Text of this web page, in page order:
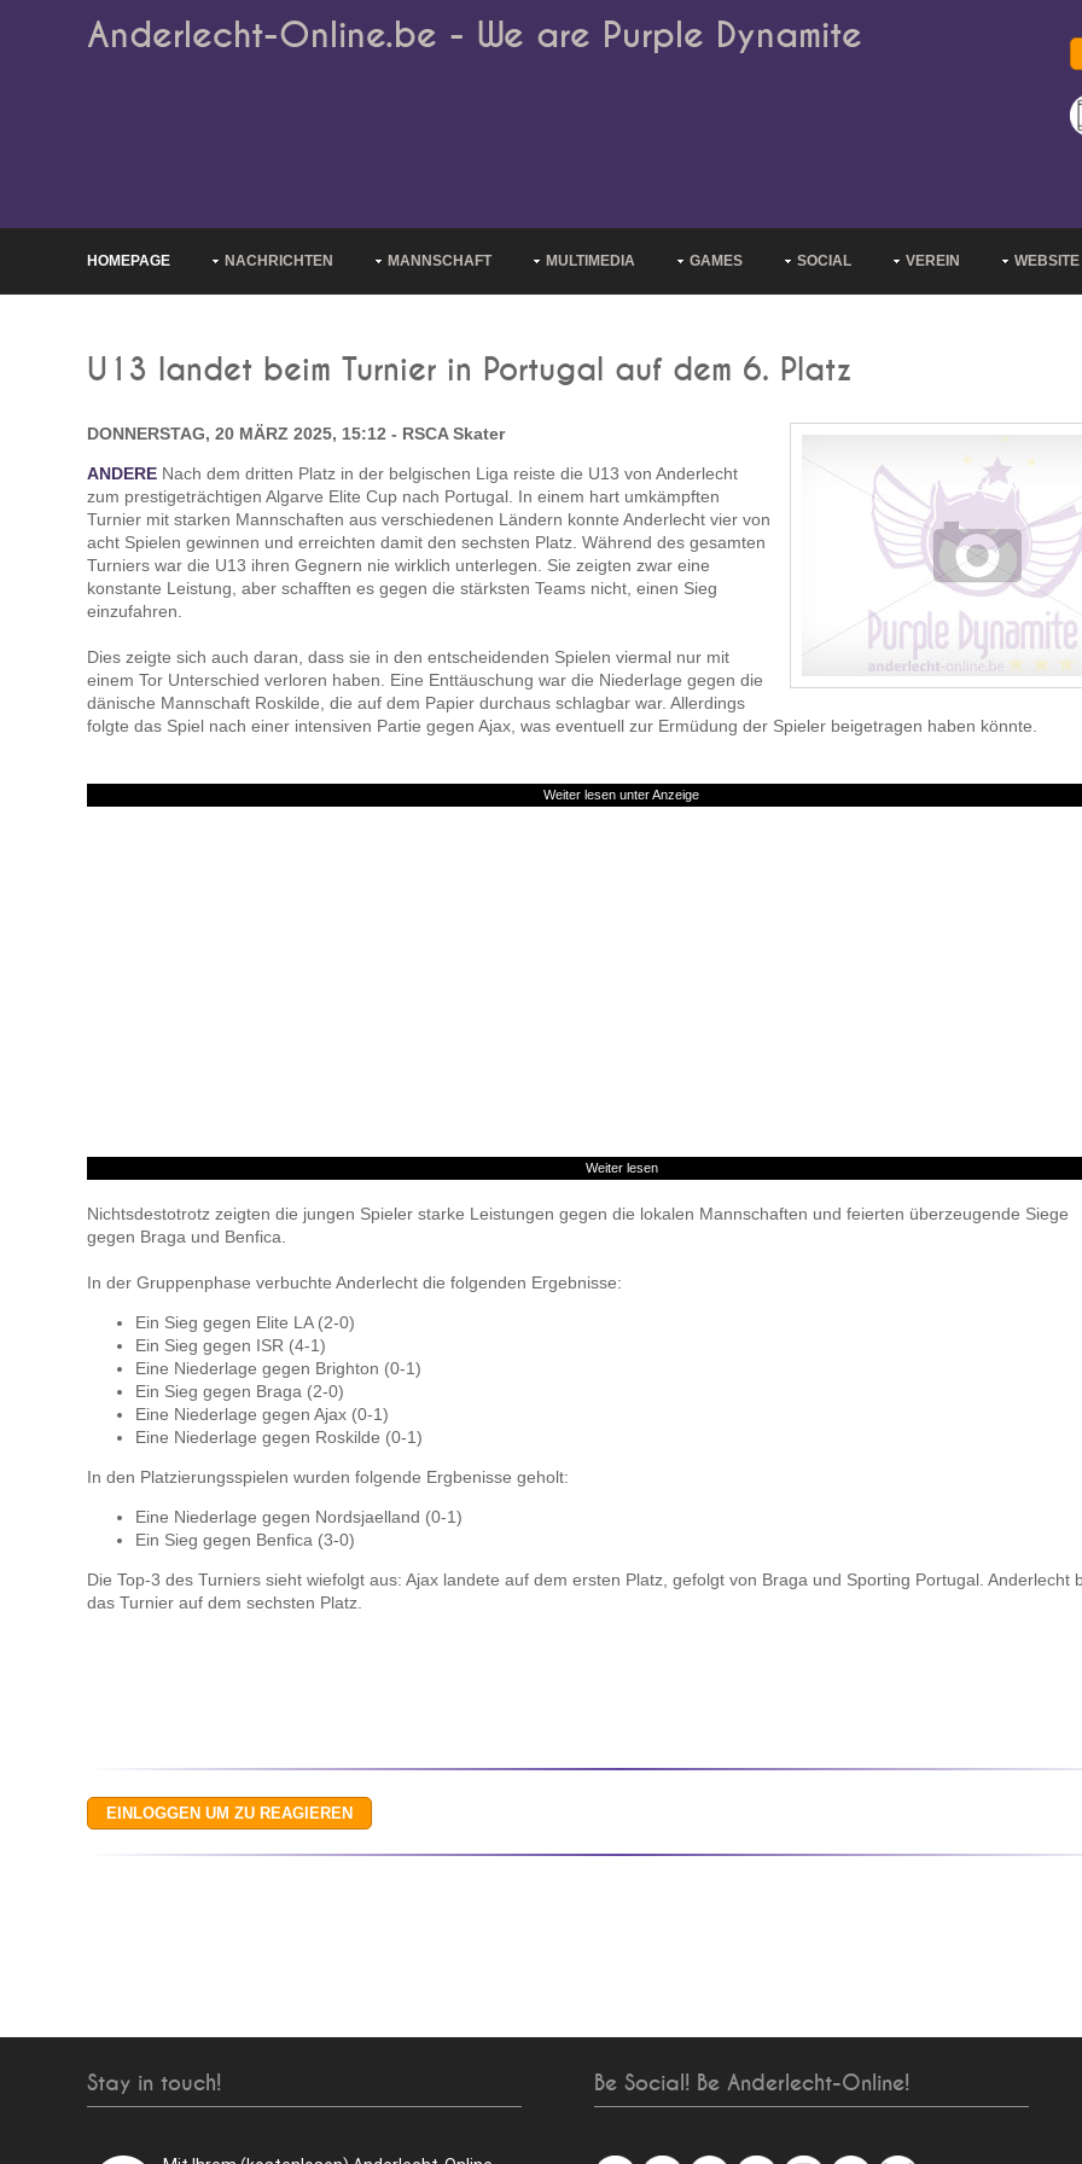
Anderlecht-Online.be - We are Purple Dynamite
HOMEPAGE NACHRICHTEN MANNSCHAFT MULTIMEDIA GAMES SOCIAL VEREIN WEBSITE
U13 landet beim Turnier in Portugal auf dem 6. Platz
DONNERSTAG, 20 MÄRZ 2025, 15:12 - RSCA Skater
ANDERE Nach dem dritten Platz in der belgischen Liga reiste die U13 von Anderlecht
zum prestigeträchtigen Algarve Elite Cup nach Portugal. In einem hart umkämpften
Turnier mit starken Mannschaften aus verschiedenen Ländern konnte Anderlecht vier von
acht Spielen gewinnen und erreichten damit den sechsten Platz. Während des gesamten
Turniers war die U13 ihren Gegnern nie wirklich unterlegen. Sie zeigten zwar eine
konstante Leistung, aber schafften es gegen die stärksten Teams nicht, einen Sieg
einzufahren.
Dies zeigte sich auch daran, dass sie in den entscheidenden Spielen viermal nur mit
einem Tor Unterschied verloren haben. Eine Enttäuschung war die Niederlage gegen die
dänische Mannschaft Roskilde, die auf dem Papier durchaus schlagbar war. Allerdings
folgte das Spiel nach einer intensiven Partie gegen Ajax, was eventuell zur Ermüdung der Spieler beigetragen haben könnte.
Weiter lesen unter Anzeige
Weiter lesen
Nichtsdestotrotz zeigten die jungen Spieler starke Leistungen gegen die lokalen Mannschaften und feierten überzeugende Siege
gegen Braga und Benfica.
In der Gruppenphase verbuchte Anderlecht die folgenden Ergebnisse:
Ein Sieg gegen Elite LA (2-0)
Ein Sieg gegen ISR (4-1)
Eine Niederlage gegen Brighton (0-1)
Ein Sieg gegen Braga (2-0)
Eine Niederlage gegen Ajax (0-1)
Eine Niederlage gegen Roskilde (0-1)
In den Platzierungsspielen wurden folgende Ergbenisse geholt:
Eine Niederlage gegen Nordsjaelland (0-1)
Ein Sieg gegen Benfica (3-0)
Die Top-3 des Turniers sieht wiefolgt aus: Ajax landete auf dem ersten Platz, gefolgt von Braga und Sporting Portugal. Anderlecht
das Turnier auf dem sechsten Platz.
Stay in touch! Be Social! Be Anderlecht-Online!